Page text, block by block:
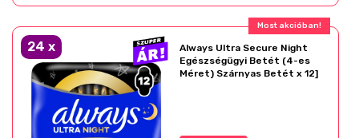
Most akcióban!
24 x
Always Ultra Secure Night
Egészségügyi Betét (4-es
Méret) Szárnyas Betét x 12]